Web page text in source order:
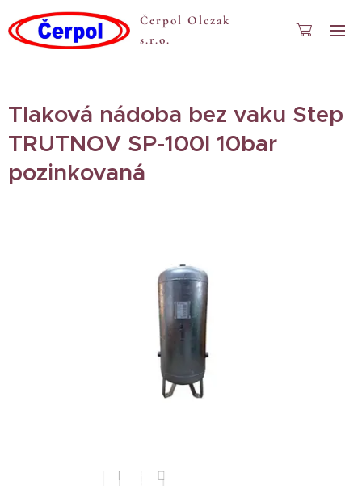
Čerpol Olczak
s.r.o.
Tlaková nádoba bez vaku Step
TRUTNOV SP-100l 10bar
pozinkovaná